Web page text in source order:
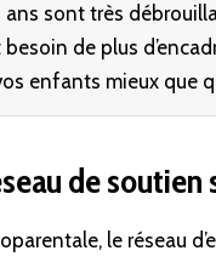
sont très
besoin de plus
enfants mieux que
de soutien
le réseau